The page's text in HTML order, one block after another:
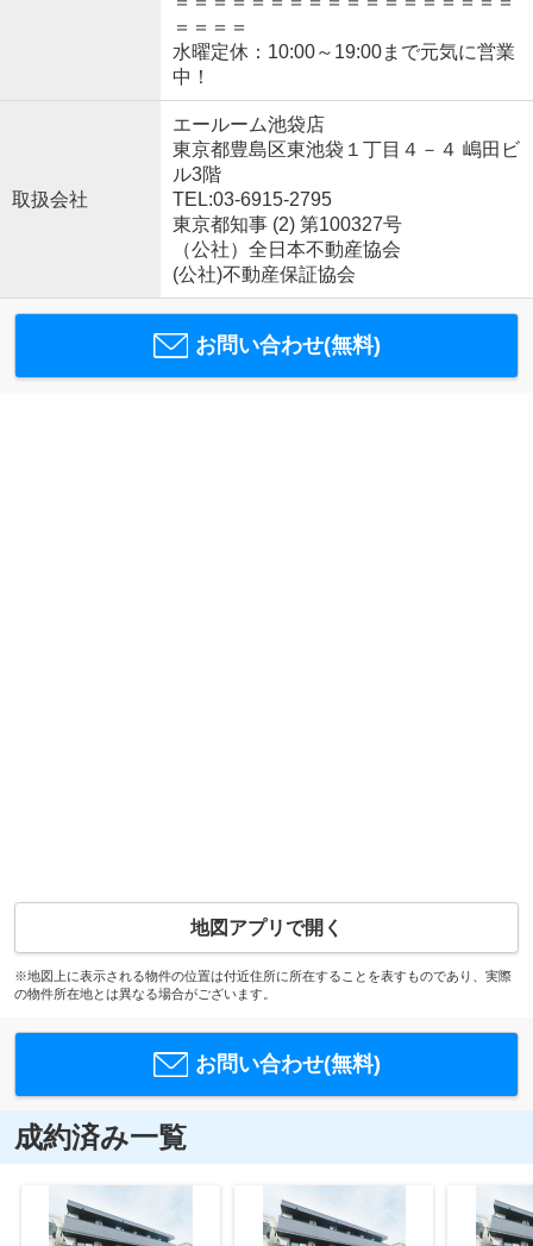
＝＝＝＝
水曜定休：10:00～19:00まで元気に営業
中！
取扱会社
エールーム池袋店
東京都豊島区東池袋１丁目４－４ 嶋田ビ
ル3階
TEL:03-6915-2795
東京都知事 (2) 第100327号
（公社）全日本不動産協会
(公社)不動産保証協会
お問い合わせ(無料)
地図アプリで開く
※地図上に表示される物件の位置は付近住所に所在することを表すものであり、実際
の物件所在地とは異なる場合がございます。
お問い合わせ(無料)
成約済み一覧